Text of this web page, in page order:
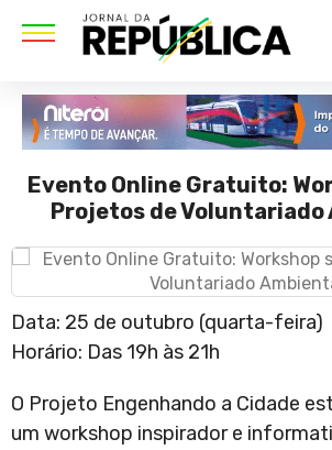
Evento Online Gratuito:
Projetos de Voluntariado
Data: 25 de outubro (quarta-feira)
Horário: Das 19h às 21h
O Projeto Engenhando a Cidade
um workshop inspirador e